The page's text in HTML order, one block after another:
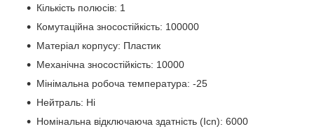
Кількість полюсів: 1
Комутаційна зносостійкість: 100000
Матеріал корпусу: Пластик
Механічна зносостійкість: 10000
Мінімальна робоча температура: -25
Нейтраль: Ні
Номінальна відключаюча здатність (Icn): 6000